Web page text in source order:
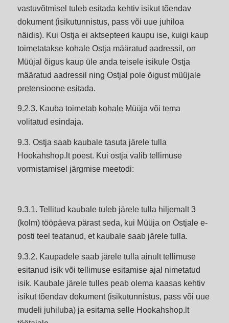
vastuvõtmisel tuleb esitada kehtiv isikut tõendav
dokument (isikutunnistus, pass või uue juhiloa
näidis). Kui Ostja ei aktsepteeri kaupu ise, kuigi kaup
toimetatakse kohale Ostja määratud aadressil, on
Müüjal õigus kaup üle anda teisele isikule Ostja
määratud aadressil ning Ostjal pole õigust müüjale
pretensioone esitada.
9.2.3. Kauba toimetab kohale Müüja või tema
volitatud esindaja.
9.3. Ostja saab kaubale tasuta järele tulla
Hookahshop.lt poest. Kui ostja valib tellimuse
vormistamisel järgmise meetodi:
9.3.1. Tellitud kaubale tuleb järele tulla hiljemalt 3
(kolm) tööpäeva pärast seda, kui Müüja on Ostjale e-
posti teel teatanud, et kaubale saab järele tulla.
9.3.2. Kaupadele saab järele tulla ainult tellimuse
esitanud isik või tellimuse esitamise ajal nimetatud
isik. Kaubale järele tulles peab olema kaasas kehtiv
isikut tõendav dokument (isikutunnistus, pass või uue
mudeli juhiluba) ja esitama selle Hookahshop.lt